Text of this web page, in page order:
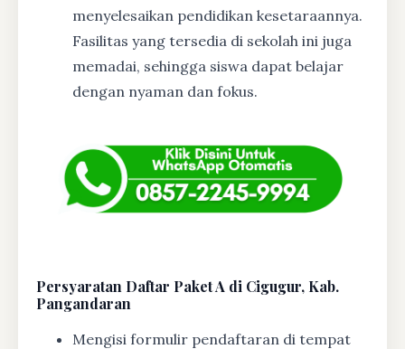
menyelesaikan pendidikan kesetaraannya.
Fasilitas yang tersedia di sekolah ini juga
memadai, sehingga siswa dapat belajar
dengan nyaman dan fokus.
Persyaratan Daftar Paket A di Cigugur, Kab.
Pangandaran
Mengisi formulir pendaftaran di tempat